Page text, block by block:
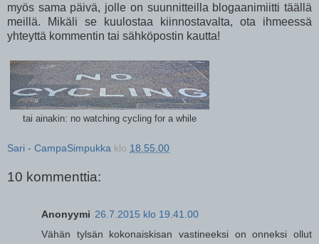
myös sama päivä, jolle on suunnitteilla blogaanimiitti täällä
meillä. Mikäli se kuulostaa kiinnostavalta, ota ihmeessä
yhteyttä kommentin tai sähköpostin kautta!
tai ainakin: no watching cycling for a while
Sari - CampaSimpukka klo 18.55.00
10 kommenttia:
Anonyymi 26.7.2015 klo 19.41.00
Vähän tylsän kokonaiskisan vastineeksi on onneksi ollut